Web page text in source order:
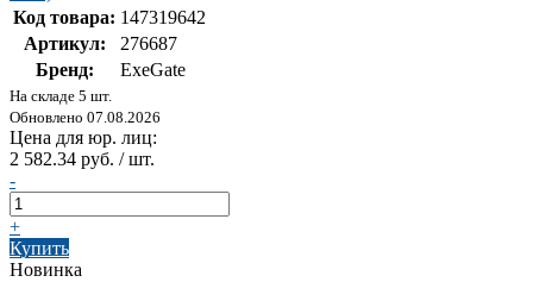
Код товара: 147319642
Артикул:
276687
Бренд:
ExeGate
На складе 5 шт.
Обновлено 07.08.2026
Цена для юр. лиц:
2 582.34 руб. / шт.
-
+
Купить
Новинка